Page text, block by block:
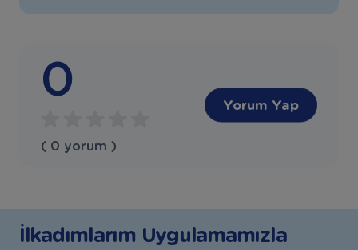
0
( 0 yorum )
Yorum Yap
İlkadımlarım Uygulamamızla